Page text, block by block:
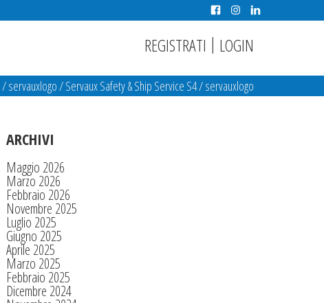
REGISTRATI | LOGIN
/servauxlogo/Servaux Safety & Ship Service S4/servauxlogo
ARCHIVI
Maggio 2026
Marzo 2026
Febbraio 2026
Novembre 2025
Luglio 2025
Giugno 2025
Aprile 2025
Marzo 2025
Febbraio 2025
Dicembre 2024